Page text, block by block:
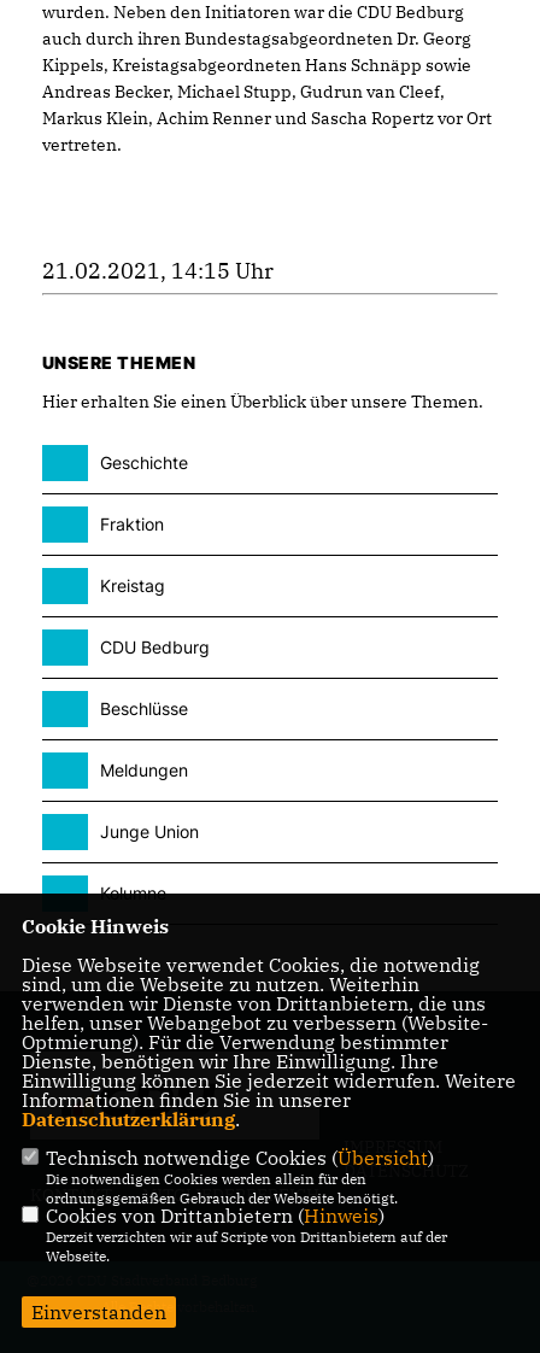
wurden. Neben den Initiatoren war die CDU Bedburg
auch durch ihren Bundestagsabgeordneten Dr. Georg
Kippels, Kreistagsabgeordneten Hans Schnäpp sowie
Andreas Becker, Michael Stupp, Gudrun van Cleef,
Markus Klein, Achim Renner und Sascha Ropertz vor Ort
vertreten.
21.02.2021, 14:15 Uhr
UNSERE THEMEN
Hier erhalten Sie einen Überblick über unsere Themen.
Geschichte
Fraktion
Kreistag
CDU Bedburg
Beschlüsse
Meldungen
Junge Union
Kolumne
IMPRESSUM
DATENSCHUTZ
KONTAKT
MITGLIEDERBEREICH
Alle Rechte vorbehalten.
Cookie Hinweis
Diese Webseite verwendet Cookies, die notwendig
sind, um die Webseite zu nutzen. Weiterhin
verwenden wir Dienste von Drittanbietern, die uns
helfen, unser Webangebot zu verbessern (Website-
Optmierung). Für die Verwendung bestimmter
Dienste, benötigen wir Ihre Einwilligung. Ihre
Einwilligung können Sie jederzeit widerrufen. Weitere
Informationen finden Sie in unserer
Datenschutzerklärung.
Technisch notwendige Cookies (Übersicht)
Die notwendigen Cookies werden allein für den
ordnungsgemäßen Gebrauch der Webseite benötigt.
Cookies von Drittanbietern (Hinweis)
Derzeit verzichten wir auf Scripte von Drittanbietern auf der
Webseite.
Einverstanden